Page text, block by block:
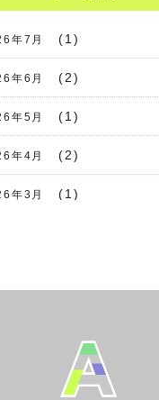
年7月 (1)
年6月 (2)
年5月 (1)
年4月 (2)
年3月 (1)
(1)
(1)